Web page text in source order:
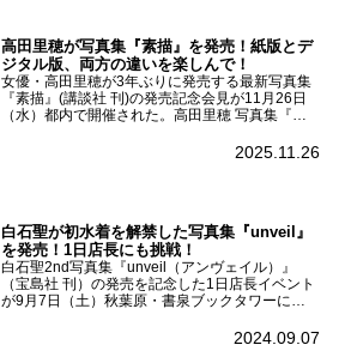
高田里穂が写真集『素描』を発売！紙版とデ
ジタル版、両方の違いを楽しんで！
女優・高田里穂が3年ぶりに発売する最新写真集
『素描』(講談社 刊)の発売記念会見が11月26日
（水）都内で開催された。高田里穂 写真集『素
あなたです』(読売テレビ)に出演するなど女優と
2025.11.26
白石聖が初水着を解禁した写真集『unveil』
を発売！1日店長にも挑戦！
白石聖2nd写真集『unveil（アンヴェイル）』
（宝島社 刊）の発売を記念した1日店長イベント
が9月7日（土）秋葉原・書泉ブックタワーにて
を記念し1日店長イベントを開催した本写真集は
2024.09.07